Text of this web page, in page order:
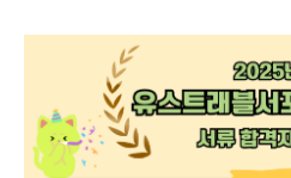
게시판